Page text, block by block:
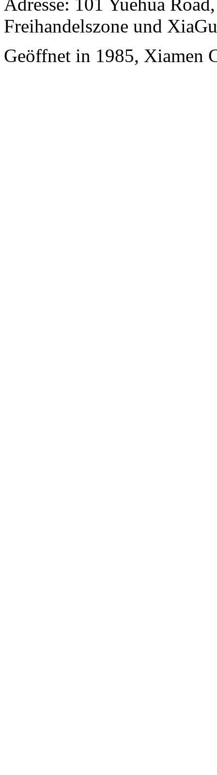
Freihandelszone und
Geöffnet in 1985, Xiamen